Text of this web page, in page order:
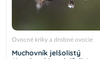
Ovocné kríky a drobné ovocie
Muchovník jelšolistý